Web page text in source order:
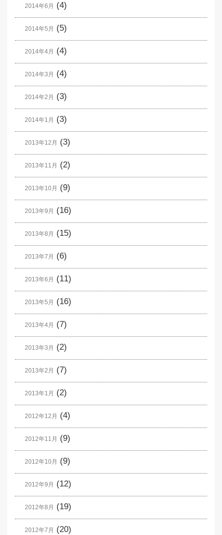
2014年6月 (4)
2014年5月 (5)
2014年4月 (4)
2014年3月 (4)
2014年2月 (3)
2014年1月 (3)
2013年12月 (3)
2013年11月 (2)
2013年10月 (9)
2013年9月 (16)
2013年8月 (15)
2013年7月 (6)
2013年6月 (11)
2013年5月 (16)
2013年4月 (7)
2013年3月 (2)
2013年2月 (7)
2013年1月 (2)
2012年12月 (4)
2012年11月 (9)
2012年10月 (9)
2012年9月 (12)
2012年8月 (19)
2012年7月 (20)